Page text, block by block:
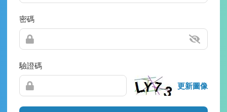
密碼
驗證碼
更新圖像